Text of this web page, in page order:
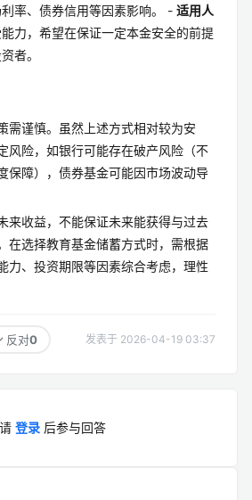
率、债券信用等因素影响。 - 适用人
力，希望在保证一定本金安全的前提
者。
需谨慎。虽然上述方式相对较为安
风险，如银行可能存在破产风险（不
保障），债券基金可能因市场波动导
来收益，不能保证未来能获得与过去
在选择教育基金储蓄方式时，需根据
力、投资期限等因素综合考虑，理性
反对0 发表于 2026-04-19 03:37
请 登录 后参与回答